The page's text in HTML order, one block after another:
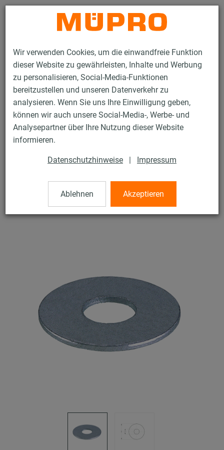
Wir verwenden Cookies, um die einwandfreie Funktion
dieser Website zu gewährleisten, Inhalte und Werbung
zu personalisieren, Social-Media-Funktionen
bereitzustellen und unseren Datenverkehr zu
analysieren. Wenn Sie uns Ihre Einwilligung geben,
können wir auch unsere Social-Media-, Werbe- und
Analysepartner über Ihre Nutzung dieser Website
informieren.
Datenschutzhinweise | Impressum
Ablehnen Akzeptieren
Kontakt
Produkte Befestigungstechnik Montageteile Unterlegscheiben
71 / 76
Unterlegscheiben
Unterlegscheibe, 17 x 40 x 3 mm, verzinkt